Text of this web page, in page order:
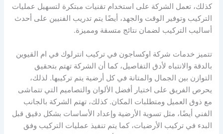
كذلك، تعمل الشركة على استخدام تقنيات مبتكرة لتسهيل عمليات
التركيب وتوفير الوقت والجهد، أيضًا يتم تدريب الفنيين على أحدث
أساليب التركيب لضمان نتائج متسقة ومميزة.
تتميز خدمات شركة اوكساجون في تركيب انترلوك في ام القيوين
بالدقة والانتباه لأدق التفاصيل، كما أن الشركة تهتم بتحقيق
التوازن بين الجمال والمتانة في كل أرضية يتم تركيبها. لذلك،
يحرص الفريق على اختيار أفضل الألوان والتصاميم التي تتماشى
مع ذوق العميل ومتطلبات المكان. كذلك، تهتم الشركة بالجانب
الفني أيضًا، مثل تسوية الأرضية وإعداد الأساسات بشكل دقيق قبل
البدء في تركيب الأرضيات، كما يتم تنفيذ عمليات التركيب وفق